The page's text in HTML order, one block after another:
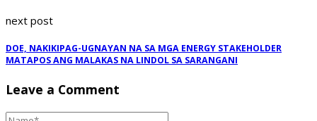
next post
DOE, NAKIKIPAG-UGNAYAN NA SA MGA ENERGY STAKEHOLDER
MATAPOS ANG MALAKAS NA LINDOL SA SARANGANI
Leave a Comment